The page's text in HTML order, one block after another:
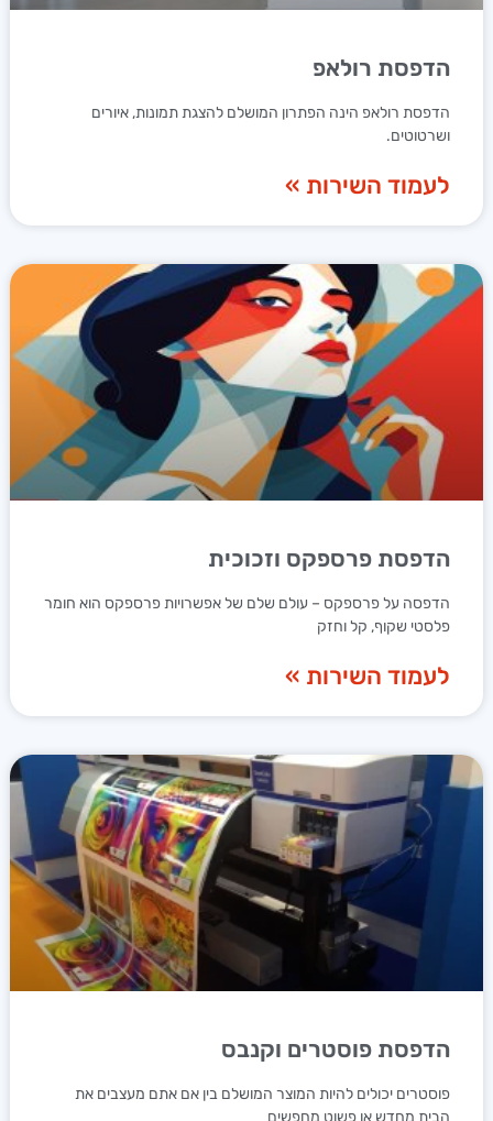
הדפסת רולאפ
הדפסת רולאפ הינה הפתרון המושלם להצגת תמונות, איורים
ושרטוטים.
לעמוד השירות »
הדפסת פרספקס וזכוכית
הדפסה על פרספקס – עולם שלם של אפשרויות פרספקס הוא חומר
פלסטי שקוף, קל וחזק
לעמוד השירות »
הדפסת פוסטרים וקנבס
פוסטרים יכולים להיות המוצר המושלם בין אם אתם מעצבים את
הבית מחדש או פשוט מחפשים